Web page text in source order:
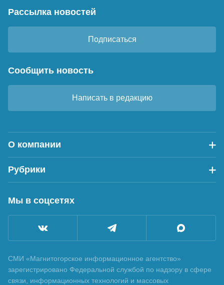
Рассылка новостей
Подписаться
Сообщить новость
Написать в редакцию
О компании
Рубрики
Мы в соцсетях
СМИ «Магнитогорское информационное агентство»
зарегистрировано Федеральной службой по надзору в сфере
связи, информационных технологий и массовых